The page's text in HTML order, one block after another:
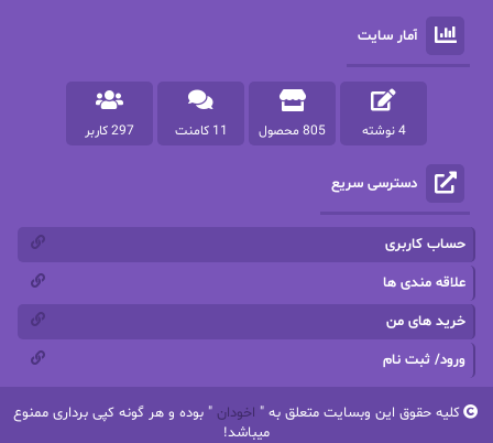
پرستو مهاجر
پرهام رسولی
پروانه قدیمی پروانه محمدی
پریسا شکور(طوفان خاموش)
پنلوپه وارد
تاران
ترنم.25
ثمین سرابی جان فاولز
آمار سایت
4 نوشته 805 محصول 11 کامنت 297 کاربر
دسترسی سریع
حساب کاربری
علاقه مندی ها
خرید های من
ورود/ ثبت نام
کلیه حقوق این وبسایت متعلق به " اخودان " بوده و هر گونه کپی برداری ممنوع
میباشد!